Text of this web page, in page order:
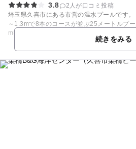
3.8
2人が口コミ投稿
埼玉県久喜市にある市営の温水プールです
～1.3mで8本のコースが並ぶ25メートルプ
m×4mの幼児用プールに加えて、内径2m～3
1回3時間以内という制限はありますが、市
屋内の温水プールであるため、一年中気候
びを楽しむことができます。 オムツさえ取
ールデビューにも良いと思います！
続きをみる